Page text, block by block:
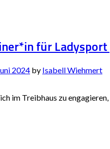
für
2024 by Isabell Wiehmert
im Treibhaus zu